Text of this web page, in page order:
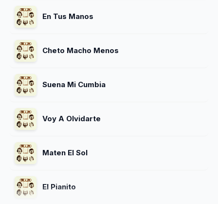
En Tus Manos
Cheto Macho Menos
Suena Mi Cumbia
Voy A Olvidarte
Maten El Sol
El Pianito